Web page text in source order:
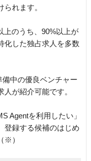
れます。
上のうち、90%以上が
化した独占求人を多数
中の優良ベンチャー
が紹介可能です。
Agentを利用したい」
登録する候補のはじめ
※）